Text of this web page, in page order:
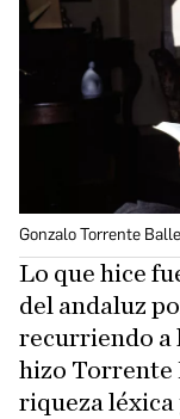
Gonzalo Torrente
Lo que hice
del andaluz
recurriendo a
hizo Torrente
riqueza